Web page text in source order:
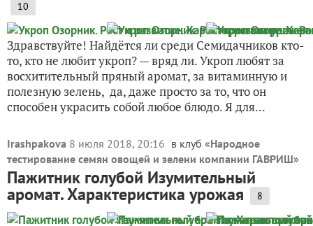
10
Здравствуйте! Найдётся ли среди Семидачников кто-
то, кто не любит укроп? — вряд ли. Укроп любят за
восхитительный пряный аромат, за витаминную и
полезную зелень, да, даже просто за то, что он
способен украсить собой любое блюдо. Я для...
Irashpakova 8 июля 2018, 20:16 в клуб «Народное
тестирование семян овощей и зелени компании ГАВРИШ»
Пажитник голубой Изумительный
аромат. Характеристика урожая 8